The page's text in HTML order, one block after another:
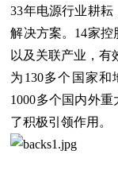
33年电源行业耕
解决方案。14家
以及关联产业，有
为130多个国家和
1000多个国内外
了积极引领作用。